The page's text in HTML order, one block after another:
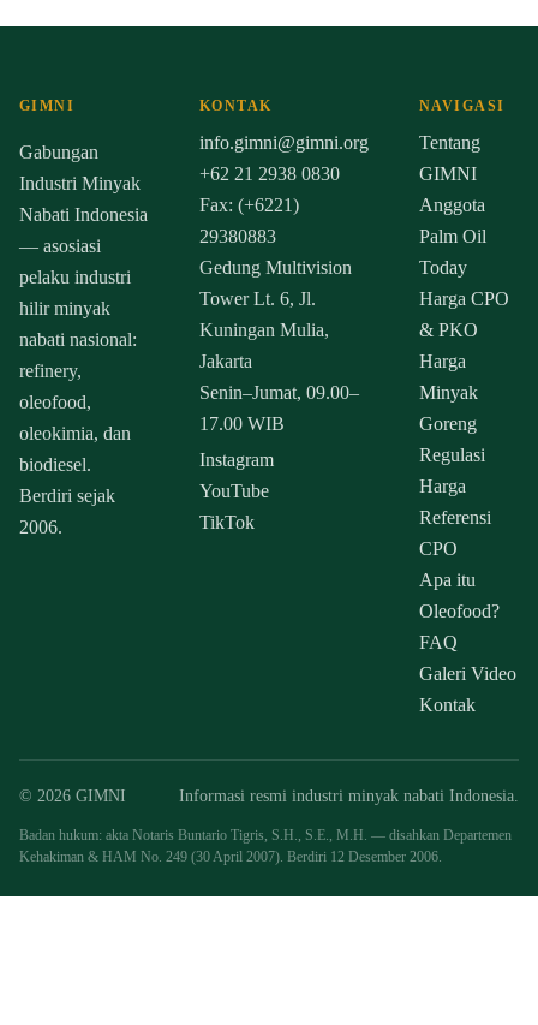
GIMNI
Gabungan
Industri Minyak
Nabati Indonesia
— asosiasi
pelaku industri
hilir minyak
nabati nasional:
refinery,
oleofood,
oleokimia, dan
biodiesel.
Berdiri sejak
2006.
KONTAK
info.gimni@gimni.org
+62 21 2938 0830
Fax: (+6221)
29380883
Gedung Multivision
Tower Lt. 6, Jl.
Kuningan Mulia,
Jakarta
Senin–Jumat, 09.00–
17.00 WIB
Instagram
YouTube
TikTok
NAVIGASI
Tentang
GIMNI
Anggota
Palm Oil
Today
Harga CPO
& PKO
Harga
Minyak
Goreng
Regulasi
Harga
Referensi
CPO
Apa itu
Oleofood?
FAQ
Galeri Video
Kontak
© 2026 GIMNI Informasi resmi industri minyak nabati Indonesia.
Badan hukum: akta Notaris Buntario Tigris, S.H., S.E., M.H. — disahkan Departemen
Kehakiman & HAM No. 249 (30 April 2007). Berdiri 12 Desember 2006.